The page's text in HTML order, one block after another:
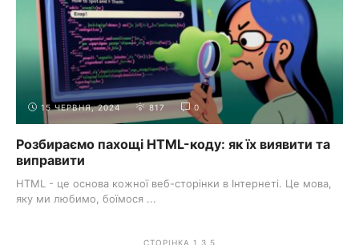
15 ЧЕРВНЯ, 2024 817 0
Розбираємо пахощі HTML-коду: як їх виявити та
виправити
HTML - це основа кожної веб-сторінки в Інтернеті. Це мова,
яку ми любимо, боїмося ...
СТОРІНКА 1 З 5